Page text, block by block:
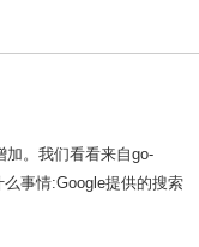
加。我们看看来自go-
么事情:Google提供的搜索